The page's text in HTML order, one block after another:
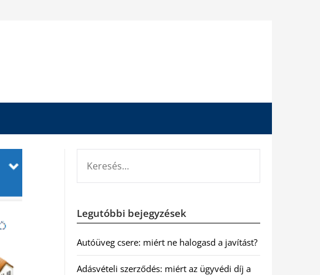
Legutóbbi bejegyzések
Autóüveg csere: miért ne halogasd a javítást?
Adásvételi szerződés: miért az ügyvédi díj a